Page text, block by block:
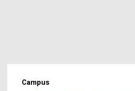
Campus